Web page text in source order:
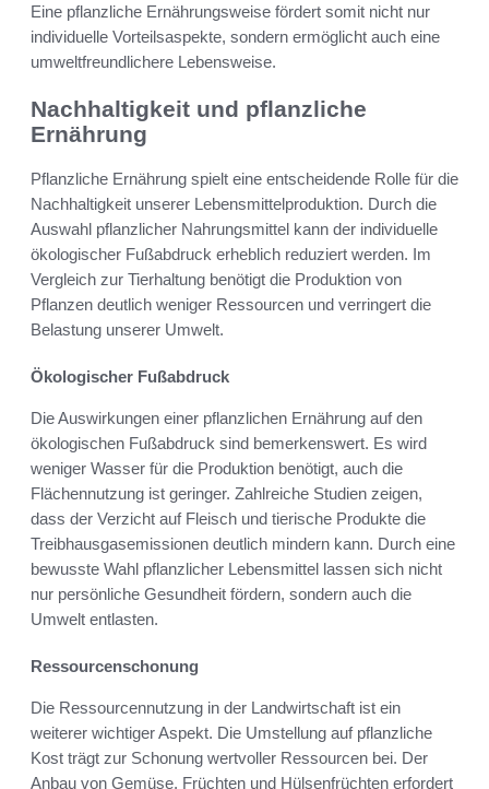
Eine pflanzliche Ernährungsweise fördert somit nicht nur
individuelle Vorteilsaspekte, sondern ermöglicht auch eine
umweltfreundlichere Lebensweise.
Nachhaltigkeit und pflanzliche
Ernährung
Pflanzliche Ernährung spielt eine entscheidende Rolle für die
Nachhaltigkeit unserer Lebensmittelproduktion. Durch die
Auswahl pflanzlicher Nahrungsmittel kann der individuelle
ökologischer Fußabdruck erheblich reduziert werden. Im
Vergleich zur Tierhaltung benötigt die Produktion von
Pflanzen deutlich weniger Ressourcen und verringert die
Belastung unserer Umwelt.
Ökologischer Fußabdruck
Die Auswirkungen einer pflanzlichen Ernährung auf den
ökologischen Fußabdruck sind bemerkenswert. Es wird
weniger Wasser für die Produktion benötigt, auch die
Flächennutzung ist geringer. Zahlreiche Studien zeigen,
dass der Verzicht auf Fleisch und tierische Produkte die
Treibhausgasemissionen deutlich mindern kann. Durch eine
bewusste Wahl pflanzlicher Lebensmittel lassen sich nicht
nur persönliche Gesundheit fördern, sondern auch die
Umwelt entlasten.
Ressourcenschonung
Die Ressourcennutzung in der Landwirtschaft ist ein
weiterer wichtiger Aspekt. Die Umstellung auf pflanzliche
Kost trägt zur Schonung wertvoller Ressourcen bei. Der
Anbau von Gemüse, Früchten und Hülsenfrüchten erfordert